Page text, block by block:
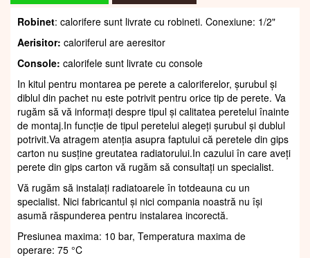
Robinet: calorifere sunt livrate cu robineti. Conexiune: 1/2"
Aerisitor: caloriferul are aeresitor
Console: calorifele sunt livrate cu console
In kitul pentru montarea pe perete a caloriferelor, șurubul și
diblul din pachet nu este potrivit pentru orice tip de perete. Va
rugăm să vă informați despre tipul și calitatea peretelui înainte
de montaj.In funcție de tipul peretelui alegeți șurubul și dublul
potrivit.Va atragem atenția asupra faptului că peretele din gips
carton nu susține greutatea radiatorului.In cazului în care aveți
perete din gips carton vă rugăm să consultați un specialist.
Vă rugăm să instalați radiatoarele în totdeauna cu un
specialist. Nici fabricantul și nici compania noastră nu își
asumă răspunderea pentru instalarea incorectă.
Presiunea maxima: 10 bar, Temperatura maxima de
operare: 75 °C